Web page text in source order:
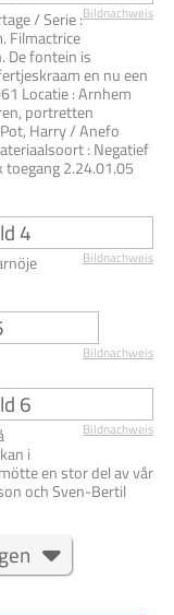
Bildnachweis
/ Serie :
Filmactrice
De fontein is
en nu een
Locatie : Arnhem
portretten
Harry / Anefo
: Negatief
2.24.01.05
Bildnachweis
Bildnachweis
Bildnachweis
i
en stor del av vår
och Sven-Bertil